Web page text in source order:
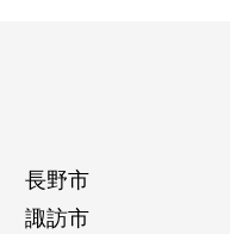
長野市
諏訪市